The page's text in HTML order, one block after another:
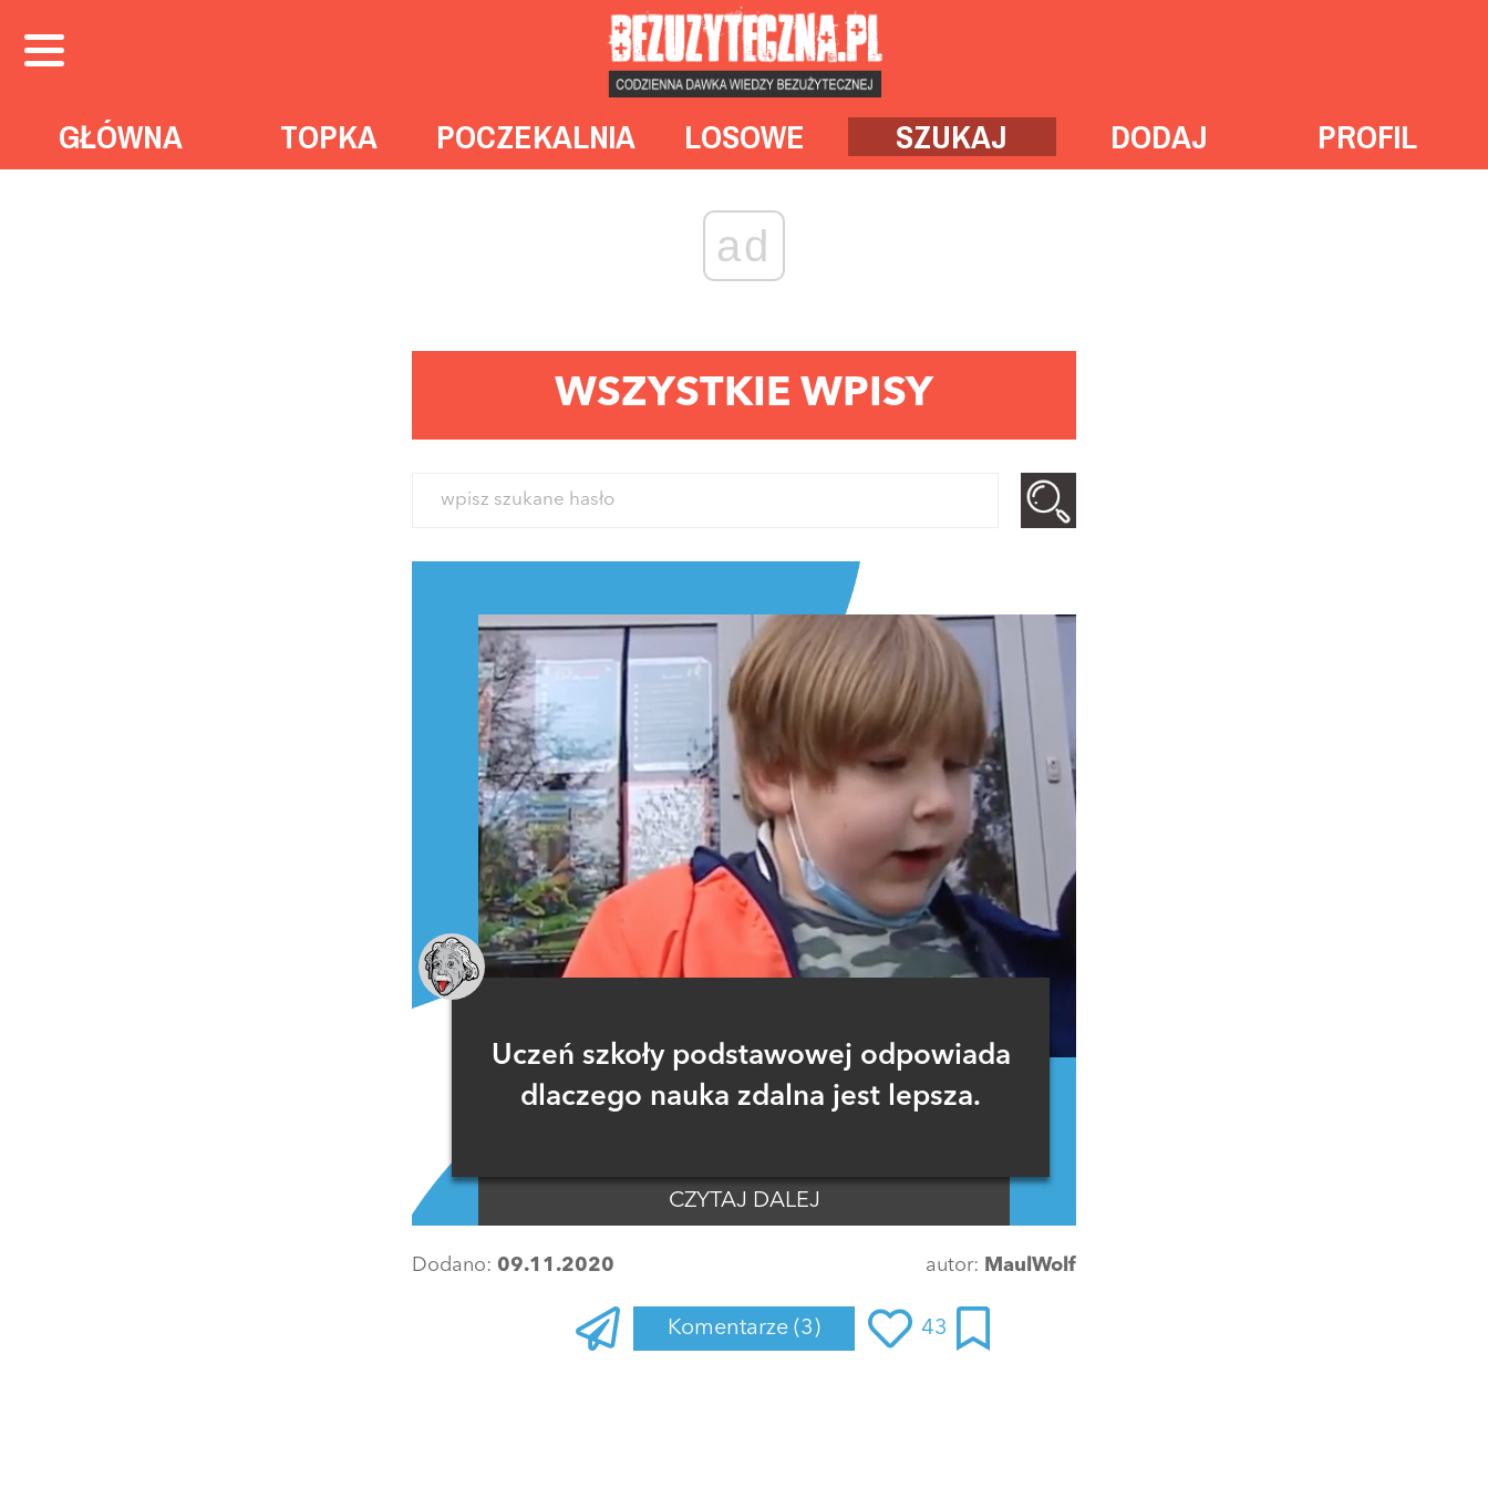
GŁÓWNA TOPKA POCZEKALNIA LOSOWE SZUKAJ DODAJ PROFIL
ad
WSZYSTKIE WPISY
Uczeń szkoły podstawowej odpowiada
dlaczego nauka zdalna jest lepsza.
CZYTAJ DALEJ
Dodano: 09.11.2020 autor: MaulWolf
Komentarze (3) 43